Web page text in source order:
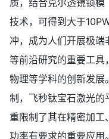
质，结合克尔透镜锁模
技术，可得到大于
冲，成为人们开展极端
等前沿研究的重要工具
物理等学科的创新发展
制，飞秒钛宝石激光
重限制了其在精密加
功率有要求的重要应